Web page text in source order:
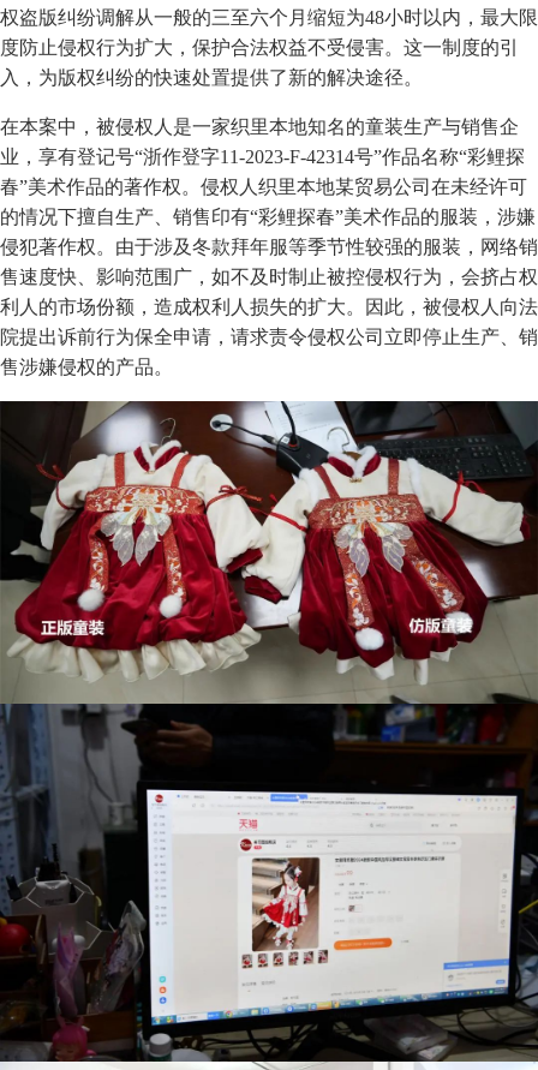
权盗版纠纷调解从一般的三至六个月缩短为48小时以内，最大限
度防止侵权行为扩大，保护合法权益不受侵害。这一制度的引
入，为版权纠纷的快速处置提供了新的解决途径。
在本案中，被侵权人是一家织里本地知名的童装生产与销售企
业，享有登记号“浙作登字11-2023-F-42314号”作品名称“彩鲤探
春”美术作品的著作权。侵权人织里本地某贸易公司在未经许可
的情况下擅自生产、销售印有“彩鲤探春”美术作品的服装，涉嫌
侵犯著作权。由于涉及冬款拜年服等季节性较强的服装，网络销
售速度快、影响范围广，如不及时制止被控侵权行为，会挤占权
利人的市场份额，造成权利人损失的扩大。因此，被侵权人向法
院提出诉前行为保全申请，请求责令侵权公司立即停止生产、销
售涉嫌侵权的产品。